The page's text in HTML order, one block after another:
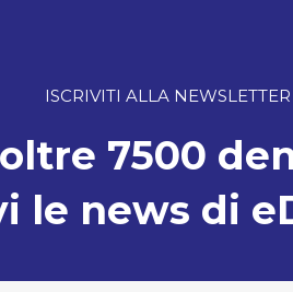
ISCRIVITI ALLA NEWSLETTER
7500
le news di